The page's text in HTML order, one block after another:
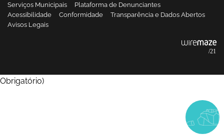
Serviços Municipais
Plataforma de Denunciantes
Acessibilidade
Conformidade
Transparência e Dados Abertos
Avisos Legais
Obrigatório)